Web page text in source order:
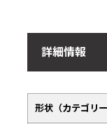
詳細情報
形状（カテゴリー